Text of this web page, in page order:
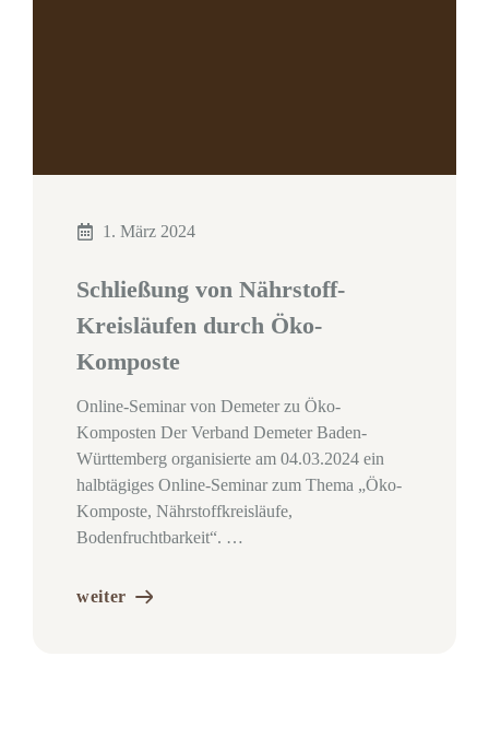
1. März 2024
Schließung von Nährstoff-
Kreisläufen durch Öko-
Komposte
Online-Seminar von Demeter zu Öko-
Komposten Der Verband Demeter Baden-
Württemberg organisierte am 04.03.2024 ein
halbtägiges Online-Seminar zum Thema „Öko-
Komposte, Nährstoffkreisläufe,
Bodenfruchtbarkeit“. …
weiter